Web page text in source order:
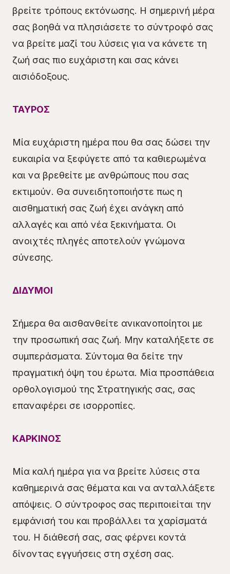
βρείτε τρόπους εκτόνωσης. Η σημερινή μέρα
σας βοηθά να πλησιάσετε το σύντροφό σας
να βρείτε μαζί του λύσεις για να κάνετε τη
ζωή σας πιο ευχάριστη και σας κάνει
αισιόδοξους.
ΤΑΥΡΟΣ
Μία ευχάριστη ημέρα που θα σας δώσει την
ευκαιρία να ξεφύγετε από τα καθιερωμένα
και να βρεθείτε με ανθρώπους που σας
εκτιμούν. Θα συνειδητοποιήστε πως η
αισθηματική σας ζωή έχει ανάγκη από
αλλαγές και από νέα ξεκινήματα. Οι
ανοιχτές πληγές αποτελούν γνώμονα
σύνεσης.
ΔΙΔΥΜΟΙ
Σήμερα θα αισθανθείτε ανικανοποίητοι με
την προσωπική σας ζωή. Μην καταλήξετε σε
συμπεράσματα. Σύντομα θα δείτε την
πραγματική όψη του έρωτα. Μία προσπάθεια
ορθολογισμού της Στρατηγικής σας, σας
επαναφέρει σε ισορροπίες.
ΚΑΡΚΙΝΟΣ
Μία καλή ημέρα για να βρείτε λύσεις στα
καθημερινά σας θέματα και να ανταλλάξετε
απόψεις. Ο σύντροφος σας περιποιείται την
εμφάνισή του και προβάλλει τα χαρίσματά
του. Η διάθεσή σας, σας φέρνει κοντά
δίνοντας εγγυήσεις στη σχέση σας.